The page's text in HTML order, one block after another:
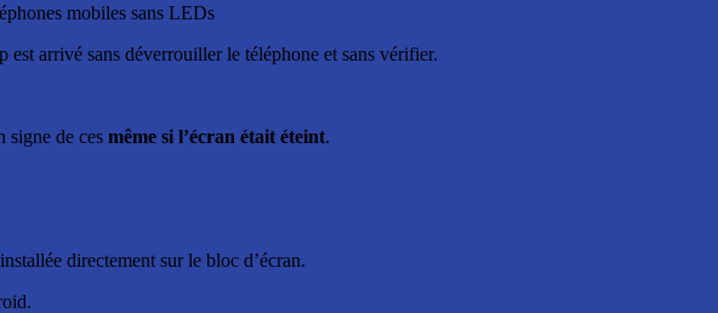
mobiles sans LEDs
arrivé sans déverrouiller le téléphone et sans vérifier.
signe de ces même si l’écran était éteint.
directement sur le bloc d’écran.